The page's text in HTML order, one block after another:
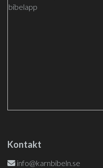
Kontakt
info@karnbibeln.se